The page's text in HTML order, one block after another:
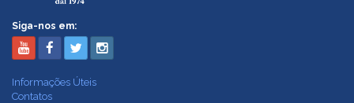
Siga-nos em:
Informações Úteis
Contatos